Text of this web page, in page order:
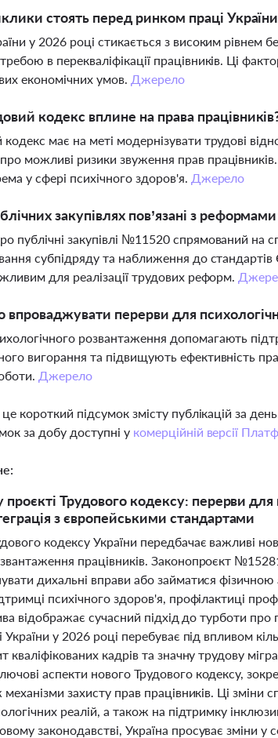
стоять перед ринком праці
у 2026 році стикається з високим рівнем
в перекваліфікації працівників. Ці
економічних умов. Джерело
кодекс вплине на права
має на меті модернізувати трудові
можливі ризики звуження прав
у сфері психічного здоров'я. Джерело
закупівлях пов’язані з
публічні закупівлі №11520 спрямований
субпідряду та наближення до
для реалізації трудових реформ.
перерви для
розвантаження допомагають
вигорання та підвищують ефективність
Джерело
короткий підсумок змісту публікацій за
за добу доступні у комерційній версії
у проєкті Трудового кодексу: перерви
з європейськими стандартами
кодексу України передбачає важливі
працівників. Законопроєкт
дихальні вправи або займатися
психічного здоров'я, профілактиці
відображає сучасний підхід до турботи
України у 2026 році перебуває під впливом
кваліфікованих кадрів та значну трудову
аспекти нового Трудового кодексу,
захисту прав працівників. Ці
реалій, а також на підтримку
законодавстві, Україна просуває зміни у